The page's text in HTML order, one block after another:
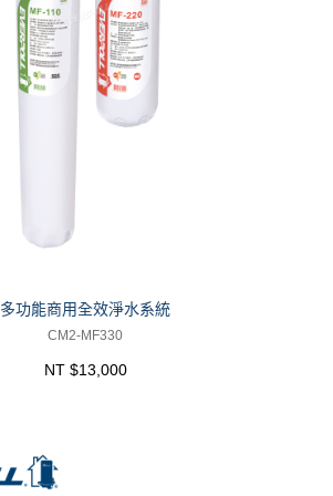
多功能商用全效淨水系統
CM2-MF330
NT $13,000